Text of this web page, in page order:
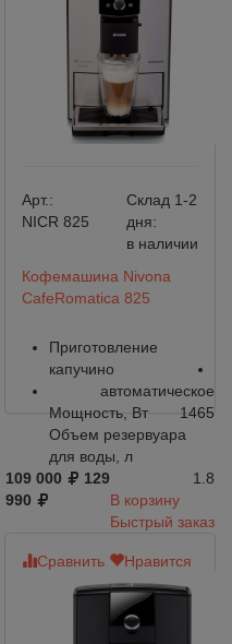
Арт.:
NICR 825
Склад 1-2
дня:
в наличии
Кофемашина Nivona
CafeRomatica 825
Приготовление
капучино
автоматическое
Мощность, Вт
1465
Объем резервуара
для воды, л
1.8
109 000
129
990
В корзину
Быстрый заказ
Сравнить Нравится